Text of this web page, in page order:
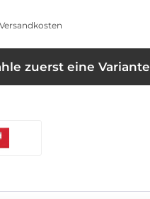
zuerst eine Variante